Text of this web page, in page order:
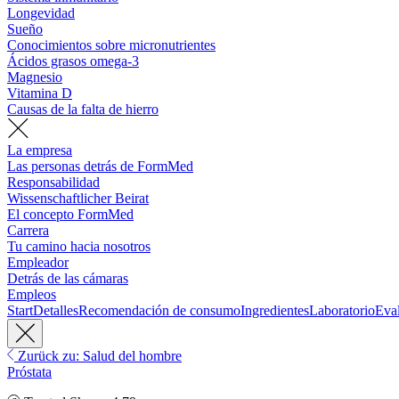
Longevidad
Sueño
Conocimientos sobre micronutrientes
Ácidos grasos omega-3
Magnesio
Vitamina D
Causas de la falta de hierro
La empresa
Las personas detrás de FormMed
Responsabilidad
Wissenschaftlicher Beirat
El concepto FormMed
Carrera
Tu camino hacia nosotros
Empleador
Detrás de las cámaras
Empleos
StartDetallesRecomendación de consumoIngredientesLaboratorio
Zurück zu: Salud del hombre
Próstata